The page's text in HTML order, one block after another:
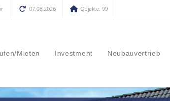
07.08.2026 Objekte: 99
Mieten Investment Neubauvertrieb